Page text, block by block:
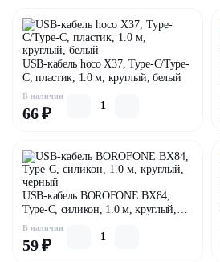
USB-кабель hoco X37, Type-C/Type-
C, пластик, 1.0 м, круглый, белый
В наличии
66 ₽
USB-кабель BOROFONE BX84,
Type-C, силикон, 1.0 м, круглый,
черный
В наличии
59 ₽